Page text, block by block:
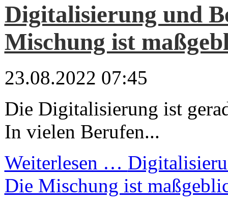
Digitalisierung und
Mischung ist
23.08.2022 07:45
Die Digitalisierung ist
In vielen Berufen...
Weiterlesen …
Die Mischung ist